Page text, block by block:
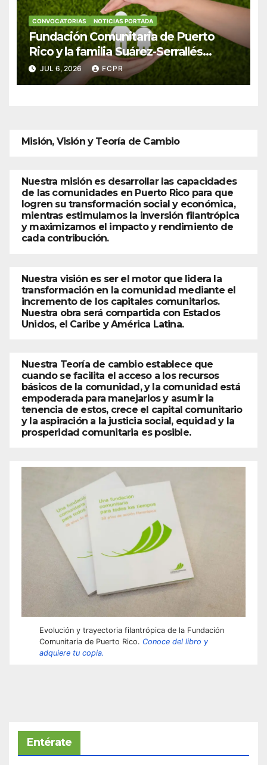
CONVOCATORIAS NOTICIAS PORTADA
Fundación Comunitaria de Puerto
Rico y la familia Suárez-Serrallés
anuncian convocatoria para fortalecer
hogares y albergues infantiles
JUL 6, 2026 FCPR
Misión, Visión y Teoría de Cambio
Nuestra misión es desarrollar las capacidades
de las comunidades en Puerto Rico para que
logren su transformación social y económica,
mientras estimulamos la inversión filantrópica
y maximizamos el impacto y rendimiento de
cada contribución.
Nuestra visión es ser el motor que lidera la
transformación en la comunidad mediante el
incremento de los capitales comunitarios.
Nuestra obra será compartida con Estados
Unidos, el Caribe y América Latina.
Nuestra Teoría de cambio establece que
cuando se facilita el acceso a los recursos
básicos de la comunidad, y la comunidad está
empoderada para manejarlos y asumir la
tenencia de estos, crece el capital comunitario
y la aspiración a la justicia social, equidad y la
prosperidad comunitaria es posible.
Evolución y trayectoria filantrópica de la Fundación
Comunitaria de Puerto Rico. Conoce del libro y
adquiere tu copia.
Entérate